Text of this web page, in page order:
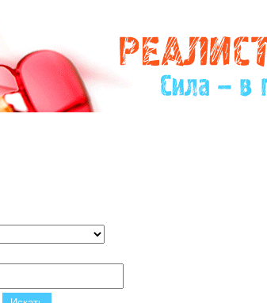
остро нуждаются в Вашем участии и